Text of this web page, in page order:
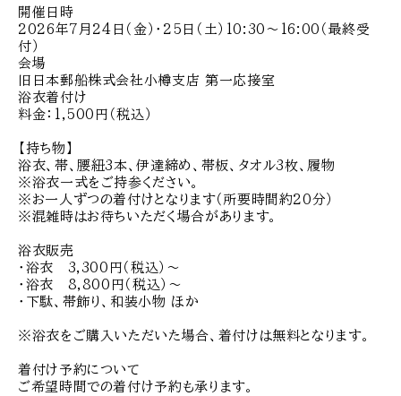
開催日時
2026年7月24日（金）・25日（土）10:30～16:00（最終受
付）
会場
旧日本郵船株式会社小樽支店 第一応接室
浴衣着付け
料金：1,500円（税込）
【持ち物】
浴衣、帯、腰紐3本、伊達締め、帯板、タオル3枚、履物
※浴衣一式をご持参ください。
※お一人ずつの着付けとなります（所要時間約20分）
※混雑時はお待ちいただく場合があります。
浴衣販売
・浴衣 3,300円（税込）～
・浴衣 8,800円（税込）～
・下駄、帯飾り、和装小物 ほか
※浴衣をご購入いただいた場合、着付けは無料となります。
着付け予約について
ご希望時間での着付け予約も承ります。